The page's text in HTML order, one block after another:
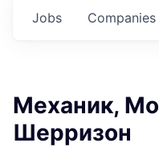
Jobs Companies
Механик,
Шерризон